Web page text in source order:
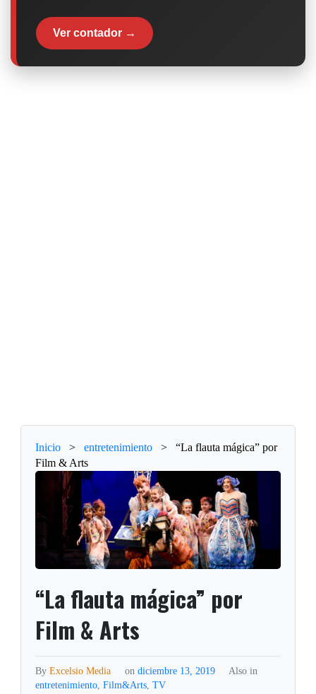
Ver contador →
Inicio > entretenimiento >
“La flauta mágica” por
Film & Arts
“La flauta mágica” por
Film & Arts
ByExcelsio Media on diciembre 13, 2019
Also in
entretenimiento,Film&Arts,TV